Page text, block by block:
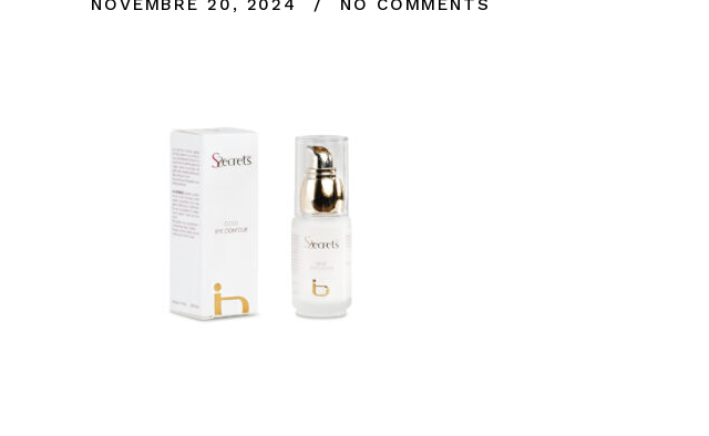
NOVEMBRE 20, 2024 NO COMMENTS